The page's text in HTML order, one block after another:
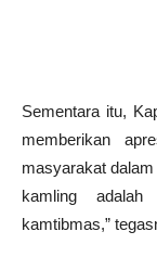
Sementara itu,
memberikan
masyarakat
kamling adalah
kamtibmas,”